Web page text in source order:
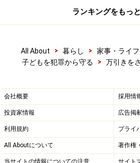
【編集部おすすめの購入サイト】
ランキングをもっ
All About > 暮らし > 家事・ライ
子どもを犯罪から守る
> 万引きを
会社概要 採用情
投資家情報 広告掲
利用規約 プライ
All Aboutについて 著作権